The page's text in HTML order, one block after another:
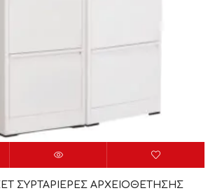
ΣΕΤ ΣΥΡΤΑΡΙΕΡΕΣ ΑΡΧΕΙΟΘΕΤΗΣΗΣ